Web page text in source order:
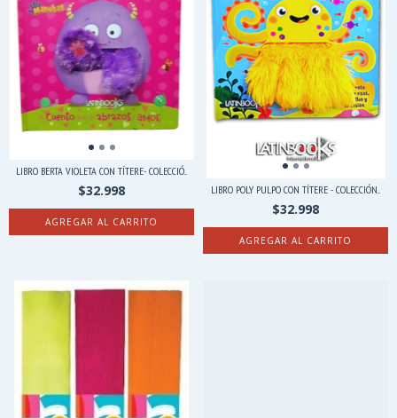
LIBRO BERTA VIOLETA CON TÍTERE- COLECCIÓ...
$32.998 LIBRO POLY PULPO CON TÍTERE - COLECCIÓN...
$32.998